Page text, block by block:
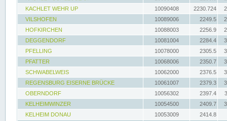
KACHLET WEHR UP
10090408 2230.724
VILSHOFEN
10089006 2249.5
HOFKIRCHEN
10088003 2256.9
DEGGENDORF
10081004 2284.4
PFELLING
10078000 2305.5
PFATTER
10068006 2350.7
SCHWABELWEIS
10062000 2376.5
REGENSBURG EISERNE BRÜCKE
10061007 2379.3
OBERNDORF
10056302 2397.4
KELHEIMWINZER
10054500 2409.7
KELHEIM DONAU
10053009
2414.8